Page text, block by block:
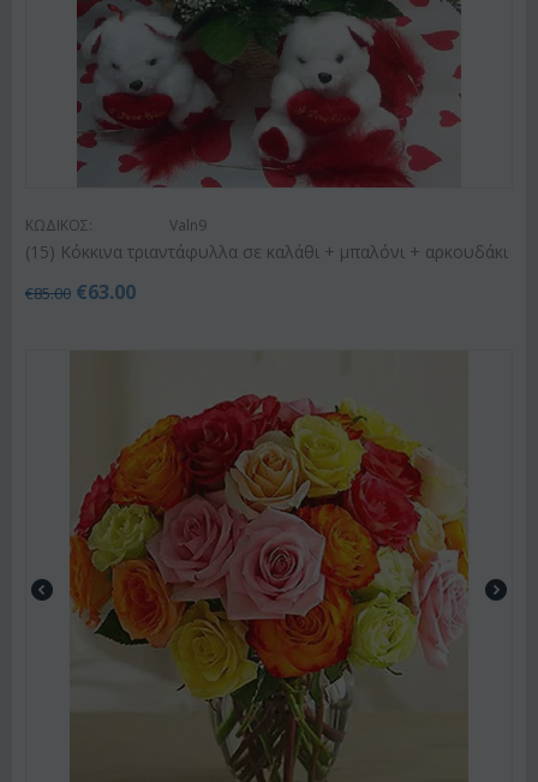
ΚΩΔΙΚΟΣ: Valn9
(15) Κόκκινα τριαντάφυλλα σε καλάθι + μπαλόνι + αρκουδάκι
€85.00 €63.00